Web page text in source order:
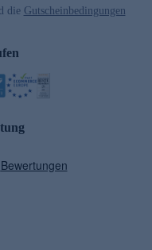
die Gutscheinbedingungen